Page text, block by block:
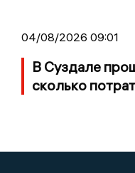
04/08/2026 09:01
В Суздале
сколько